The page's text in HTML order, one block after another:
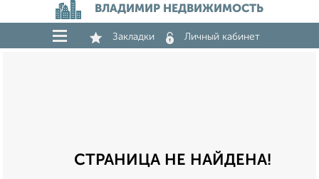
ВЛАДИМИР НЕДВИЖИМОСТЬ
Закладки Личный кабинет
СТРАНИЦА НЕ НАЙДЕНА!